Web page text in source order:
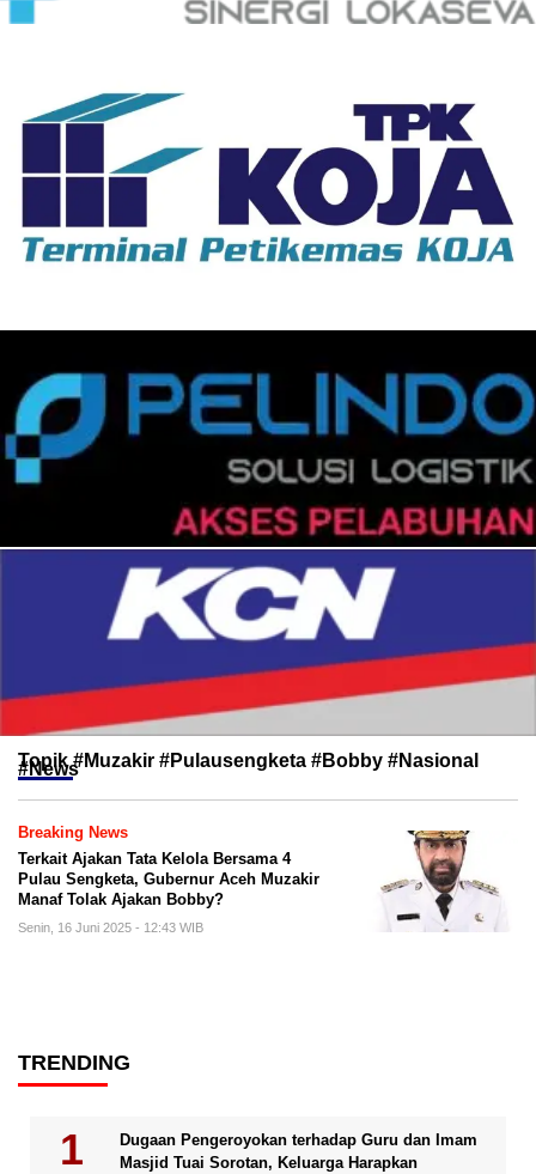
Topik#Muzakir #Pulausengketa #Bobby #Nasional
#News
Breaking News
Terkait Ajakan Tata Kelola Bersama 4
Pulau Sengketa, Gubernur Aceh Muzakir
Manaf Tolak Ajakan Bobby?
Senin, 16 Juni 2025 - 12:43 WIB
TRENDING
Dugaan Pengeroyokan terhadap Guru dan Imam
Masjid Tuai Sorotan, Keluarga Harapkan